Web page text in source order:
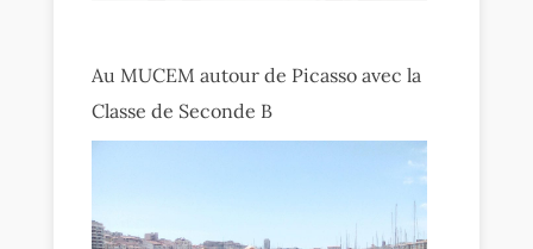
Au MUCEM autour de Picasso avec la
Classe de Seconde B